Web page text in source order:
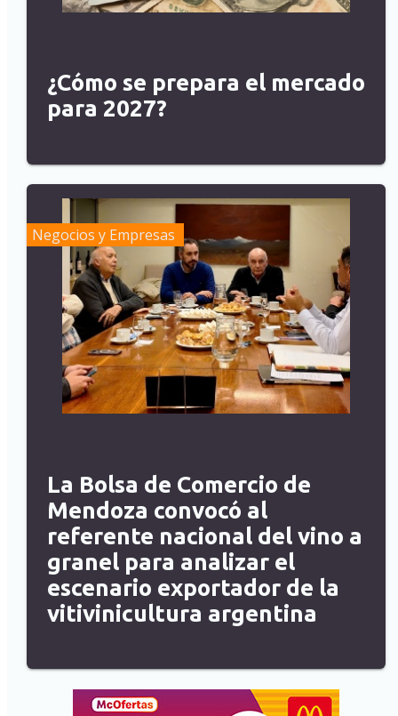
¿Cómo se prepara el mercado
para 2027?
Negocios y Empresas
La Bolsa de Comercio de
Mendoza convocó al
referente nacional del vino a
granel para analizar el
escenario exportador de la
vitivinicultura argentina